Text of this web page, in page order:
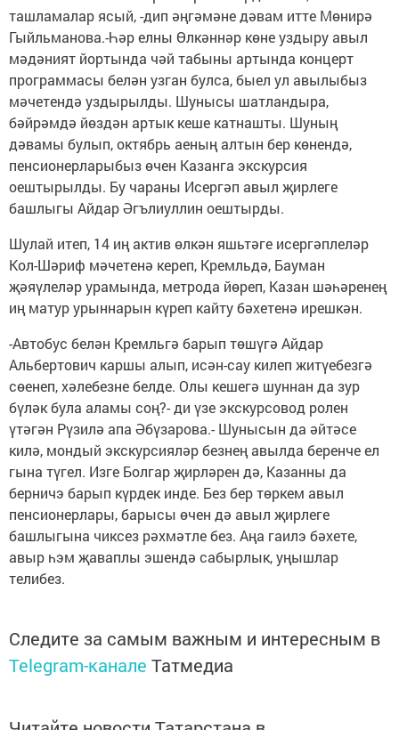
ташламалар ясый, -дип әңгәмәне дәвам итте Мөнирә
Гыйльманова.-Һәр елны Өлкәннәр көне уздыру авыл
мәдәният йортында чәй табыны артында концерт
программасы белән узган булса, быел ул авылыбыз
мәчетендә уздырылды. Шунысы шатландыра,
бәйрәмдә йөздән артык кеше катнашты. Шуның
дәвамы булып, октябрь аеның алтын бер көнендә,
пенсионерларыбыз өчен Казанга экскурсия
оештырылды. Бу чараны Исергәп авыл җирлеге
башлыгы Айдар Әгълиуллин оештырды.
Шулай итеп, 14 иң актив өлкән яшьтәге исергәплеләр
Кол-Шәриф мәчетенә кереп, Кремльдә, Бауман
җәяүлеләр урамында, метрода йөреп, Казан шәһәренең
иң матур урыннарын күреп кайту бәхетенә ирешкән.
-Автобус белән Кремльгә барып төшүгә Айдар
Альбертович каршы алып, исән-сау килеп житүебезгә
сөенеп, хәлебезне белде. Олы кешегә шуннан да зур
бүләк була аламы соң?- ди үзе экскурсовод ролен
үтәгән Рүзилә апа Әбүзарова.- Шунысын да әйтәсе
килә, мондый экскурсияләр безнең авылда беренче ел
гына түгел. Изге Болгар җирләрен дә, Казанны да
берничэ барып күрдек инде. Без бер төркем авыл
пенсионерлары, барысы өчен дә авыл җирлеге
башлыгына чиксез рәхмәтле без. Аңа гаилэ бәхете,
авыр һэм җаваплы эшендә сабырлык, уңышлар
телибез.
Следите за самым важным и интересным в
Telegram-канале Татмедиа